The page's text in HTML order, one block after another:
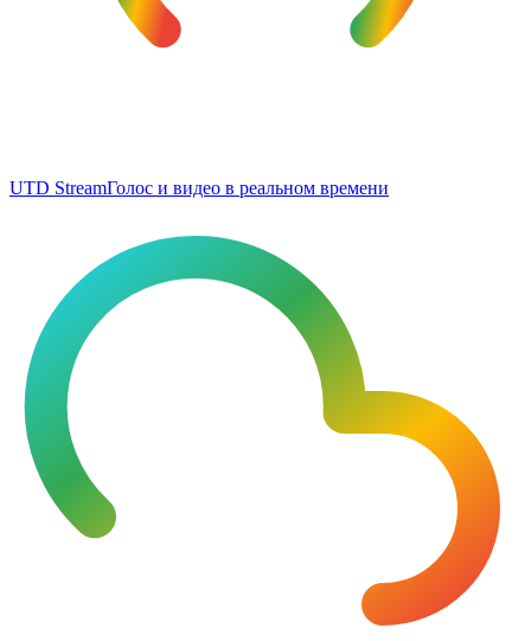
UTD StreamГолос и видео в реальном времени